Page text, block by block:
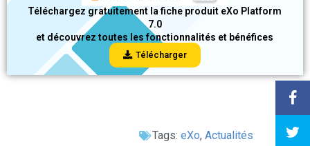
Téléchargez gratuitement la fiche produit eXo Platform
7.0
et découvrez toutes les fonctionnalités et bénéfices
Télécharger
Tags: eXo,Actualités